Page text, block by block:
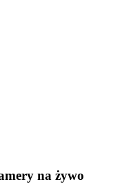
na żywo